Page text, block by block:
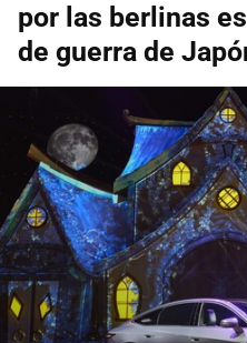
por las berlinas
de guerra de